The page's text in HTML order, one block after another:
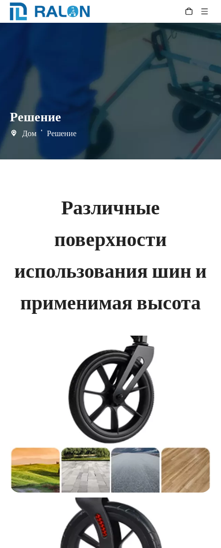
Решение
Дом ' Решение
Различные
поверхности
использования шин и
применимая высота